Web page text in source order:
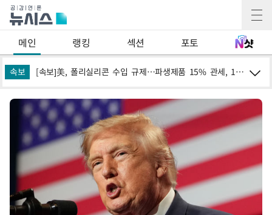
메인 랭킹 섹션 포토
속보 [속보]美, 폴리실리콘 수입 규제…파생제품 15% 관세, 120일 후 발효 [속보